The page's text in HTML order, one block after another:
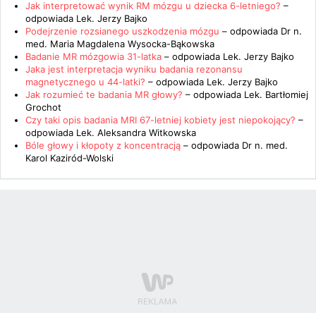
Jak interpretować wynik RM mózgu u dziecka 6-letniego? –
odpowiada Lek. Jerzy Bajko
Podejrzenie rozsianego uszkodzenia mózgu – odpowiada Dr n.
med. Maria Magdalena Wysocka-Bąkowska
Badanie MR mózgowia 31-latka – odpowiada Lek. Jerzy Bajko
Jaka jest interpretacja wyniku badania rezonansu
magnetycznego u 44-latki? – odpowiada Lek. Jerzy Bajko
Jak rozumieć te badania MR głowy? – odpowiada Lek. Bartłomiej
Grochot
Czy taki opis badania MRI 67-letniej kobiety jest niepokojący? –
odpowiada Lek. Aleksandra Witkowska
Bóle głowy i kłopoty z koncentracją – odpowiada Dr n. med.
Karol Kaziród-Wolski